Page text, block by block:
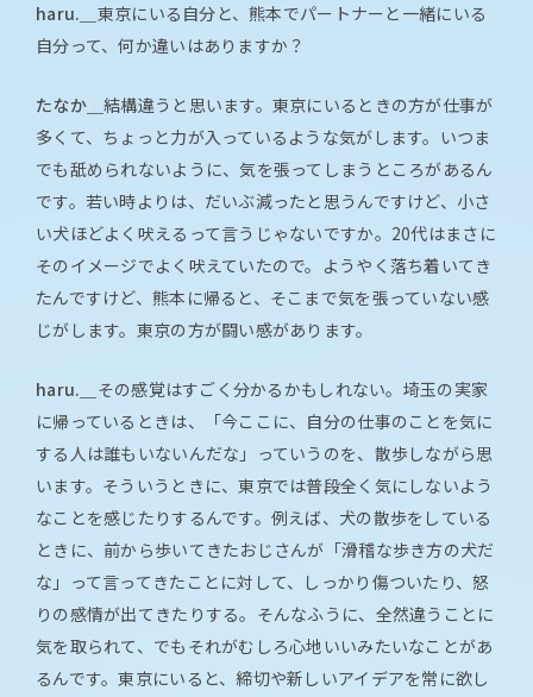
haru.＿ 東京にいる自分と、熊本でパートナーと一緒にいる
自分って、何か違いはありますか？
たなか＿結構違うと思います。東京にいるときの方が仕事が
多くて、ちょっと力が入っているような気がします。いつま
でも舐められないように、気を張ってしまうところがあるん
です。若い時よりは、だいぶ減ったと思うんですけど、小さ
い犬ほどよく吠えるって言うじゃないですか。20代はまさに
そのイメージでよく吠えていたので。ようやく落ち着いてき
たんですけど、熊本に帰ると、そこまで気を張っていない感
じがします。東京の方が闘い感があります。
haru.＿ その感覚はすごく分かるかもしれない。埼玉の実家
に帰っているときは、「今ここに、自分の仕事のことを気に
する人は誰もいないんだな」っていうのを、散歩しながら思
います。そういうときに、東京では普段全く気にしないよう
なことを感じたりするんです。例えば、犬の散歩をしている
ときに、前から歩いてきたおじさんが「滑稽な歩き方の犬だ
な」って言ってきたことに対して、しっかり傷ついたり、怒
りの感情が出てきたりする。そんなふうに、全然違うことに
気を取られて、でもそれがむしろ心地いいみたいなことがあ
るんです。東京にいると、締切や新しいアイデアを常に欲し